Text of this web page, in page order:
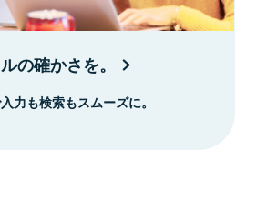
の確かさを。
力も検索もスムーズに。